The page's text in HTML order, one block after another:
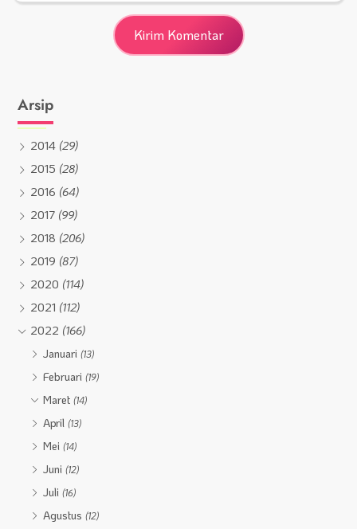
Arsip
2014 (29)
2015 (28)
2016 (64)
2017 (99)
2018 (206)
2019 (87)
2020 (114)
2021 (112)
2022 (166)
Januari(13)
Februari(19)
Maret(14)
April(13)
Mei(14)
Juni(12)
Juli(16)
Agustus(12)